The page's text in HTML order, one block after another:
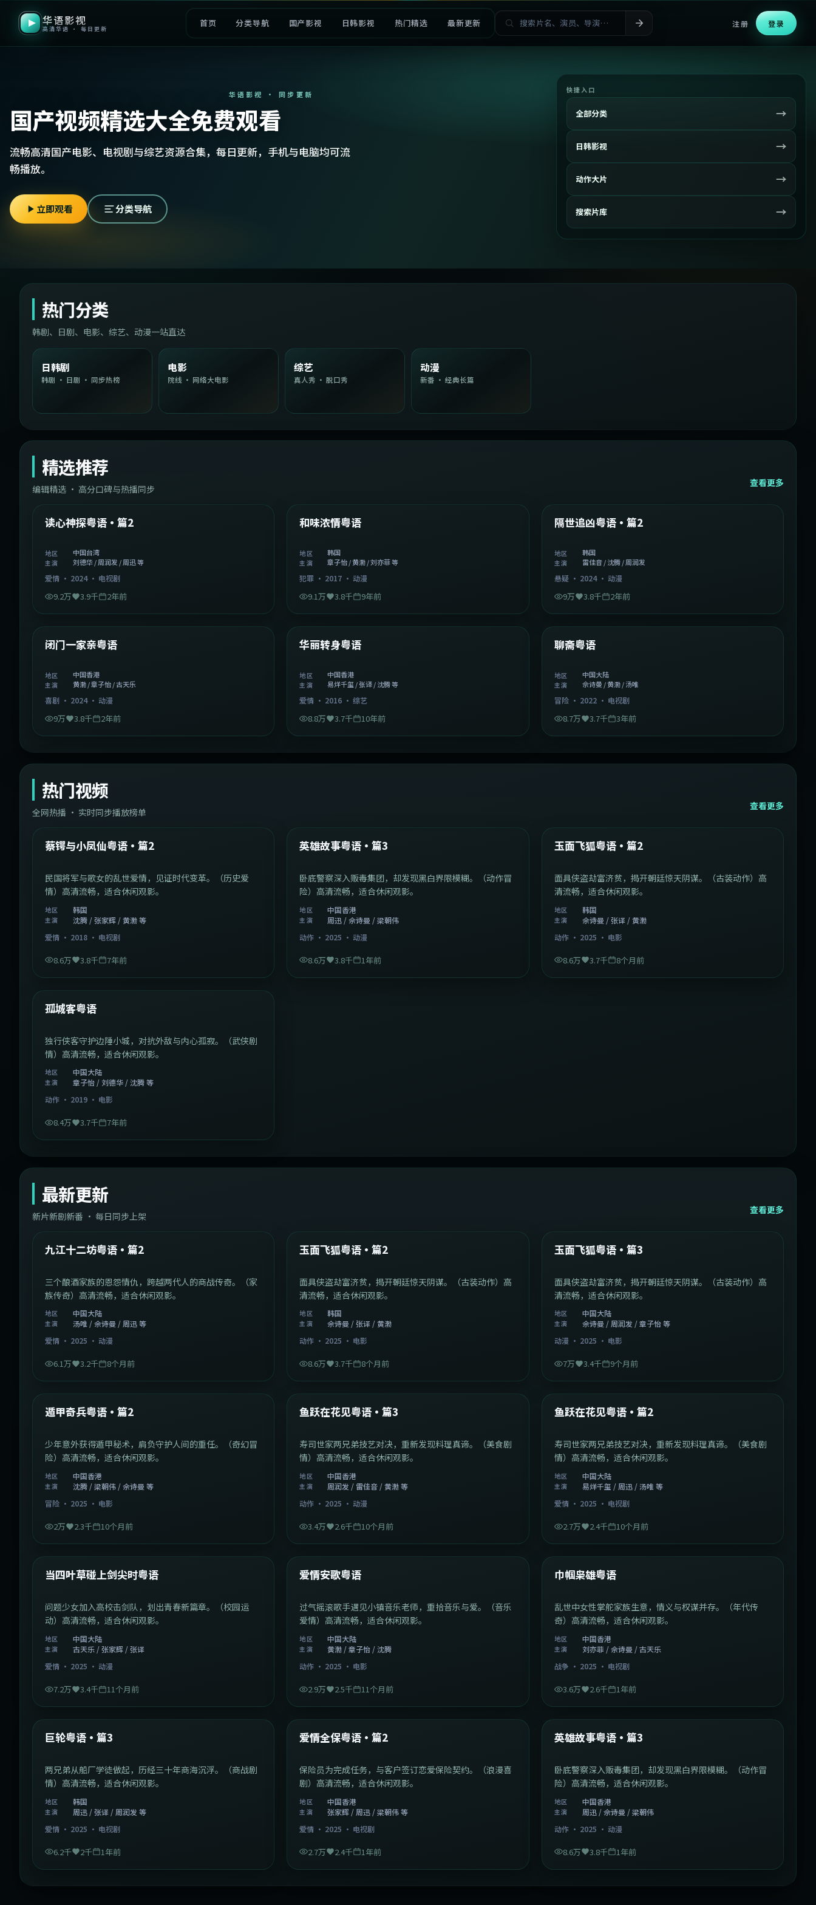
华语影视
高清华语 · 每日更新 首页 分类导航 国产影视 日韩影视 热门精选 最新更新 注册 登录
华语影视 · 同步更新
国产视频精选大全免费观看
流畅高清国产电影、电视剧与综艺资源合集，每日更新，手机与电脑均可流
畅播放。
立即观看 分类导航
快捷入口
全部分类 →
日韩影视 →
动作大片 →
搜索片库 →
热门分类
韩剧、日剧、电影、综艺、动漫一站直达
日韩剧
韩剧 · 日剧 · 同步热榜
电影
院线 · 网络大电影
综艺
真人秀 · 脱口秀
动漫
新番 · 经典长篇
精选推荐
编辑精选 · 高分口碑与热播同步
查看更多
精选
中国台湾
读心神探粤语·篇2
地区 中国台湾
主演 刘德华 / 周润发 / 周迅 等
爱情 · 2024· 电视剧
9.2万 3.9千 2年前
精选
和味浓情粤语
地区 韩国
主演 章子怡 / 黄渤 / 刘亦菲 等
犯罪 · 2017 ·动漫
9.1万 3.8千 9年前
精选
2:05:21
隔世追凶粤语·篇2
地区 韩国
主演 雷佳音 / 沈腾 / 周润发
悬疑· 2024· 动漫
9万 3.8千 2年前
精选
中国香港 1:06:37
闭门一家亲粤语
地区 中国香港
主演 黄渤 / 章子怡 / 古天乐
喜剧 · 2024· 动漫
9万 3.8千 2年前
精选
中国香港 1:27:50
华丽转身粤语
地区 中国香港
主演 易烊千玺 / 张译 / 沈腾 等
爱情 · 2016 ·综艺
8.8万 3.7千 10年前
精选
中国大陆 2:02:43
聊斋粤语
地区 中国大陆
主演 佘诗曼 / 黄渤 / 汤唯
冒险· 2022· 电视剧
8.7万 3.7千 3年前
热门视频
全网热播 · 实时同步播放榜单
查看更多
热门
韩国
蔡锷与小凤仙粤语·篇2
民国将军与歌女的乱世爱情，见证时代变革。（历史爱
情）高清流畅，适合休闲观影。
地区 韩国
主演
沈腾 / 张家辉 / 黄渤 等
爱情 · 2018 · 电视剧
8.6万 3.8千 7年前
热门
英雄故事粤语·篇3
卧底警察深入贩毒集团，却发现黑白界限模糊。（动作冒
险）高清流畅，适合休闲观影。
地区 中国香港
主演
周迅 / 佘诗曼 / 梁朝伟
动作 · 2025 ·动漫
8.6万 3.8千 1年前
热门
2:13:08
玉面飞狐粤语·篇2
面具侠盗劫富济贫，揭开朝廷惊天阴谋。（古装动作）高
清流畅，适合休闲观影。
地区 韩国
主演
佘诗曼 / 张译 / 黄渤
动作· 2025 · 电影
8.6万 3.7千 8个月前
热门
中国大陆
孤城客粤语
独行侠客守护边陲小城，对抗外敌与内心孤寂。（武侠剧
情）高清流畅，适合休闲观影。
地区 中国大陆
主演
章子怡 / 刘德华 / 沈腾 等
动作 · 2019 · 电影
8.4万 3.7千 7年前
最新更新
新片新剧新番 · 每日同步上架
查看更多
最新
中国大陆
九江十二坊粤语·篇2
三个酿酒家族的恩怨情仇，跨越两代人的商战传奇。（家
族传奇）高清流畅，适合休闲观影。
地区 中国大陆
主演
汤唯 / 佘诗曼 / 周迅 等
爱情 · 2025 · 动漫
6.1万 3.2千 8个月前
最新
玉面飞狐粤语·篇2
面具侠盗劫富济贫，揭开朝廷惊天阴谋。（古装动作）高
清流畅，适合休闲观影。
地区 韩国
主演
佘诗曼 / 张译 / 黄渤
动作 · 2025 · 电影
8.6万 3.7千 8个月前
最新
1:07:39
玉面飞狐粤语·篇3
面具侠盗劫富济贫，揭开朝廷惊天阴谋。（古装动作）高
清流畅，适合休闲观影。
地区 中国大陆
主演
佘诗曼 / 周润发 / 章子怡 等
动漫 · 2025 · 电影
7万 3.4千 9个月前
最新
中国香港 1:10:21
遁甲奇兵粤语·篇2
少年意外获得遁甲秘术，肩负守护人间的重任。（奇幻冒
险）高清流畅，适合休闲观影。
地区 中国香港
主演
沈腾 / 梁朝伟 / 佘诗曼 等
冒险 · 2025 · 电影
2万 2.3千 10个月前
最新
中国香港 1:02:40
鱼跃在花见粤语·篇3
寿司世家两兄弟技艺对决，重新发现料理真谛。（美食剧
情）高清流畅，适合休闲观影。
地区 中国香港
主演
周润发 / 雷佳音 / 黄渤 等
动作 · 2025 ·动漫
3.4万 2.6千 10个月前
最新
中国大陆 1:09:53
鱼跃在花见粤语·篇2
寿司世家两兄弟技艺对决，重新发现料理真谛。（美食剧
情）高清流畅，适合休闲观影。
地区 中国大陆
主演
易烊千玺 / 周迅 / 汤唯 等
爱情· 2025 · 电视剧
2.7万 2.4千 10个月前
最新
中国大陆 1:23:05
当四叶草碰上剑尖时粤语
问题少女加入高校击剑队，划出青春新篇章。（校园运
动）高清流畅，适合休闲观影。
地区 中国大陆
主演
古天乐 / 张家辉 / 张译
爱情 · 2025 · 动漫
7.2万 3.4千 11个月前
最新
中国大陆 1:46:58
爱情安歌粤语
过气摇滚歌手遇见小镇音乐老师，重拾音乐与爱。（音乐
爱情）高清流畅，适合休闲观影。
地区 中国大陆
主演
黄渤 / 章子怡 / 沈腾
动作 · 2025 · 电影
2.9万 2.5千 11个月前
最新
中国香港 1:29:59
巾帼枭雄粤语
乱世中女性掌舵家族生意，情义与权谋并存。（年代传
奇）高清流畅，适合休闲观影。
地区 中国香港
主演
刘亦菲 / 佘诗曼 / 古天乐
战争 · 2025 · 电视剧
3.6万 2.6千 1年前
最新
韩国
巨轮粤语·篇3
两兄弟从船厂学徒做起，历经三十年商海沉浮。（商战剧
情）高清流畅，适合休闲观影。
地区 韩国
主演
周迅 / 张译 / 周润发 等
爱情 · 2025 · 电视剧
6.2千 2千 1年前
最新
中国香港
爱情全保粤语·篇2
保险员为完成任务，与客户签订恋爱保险契约。（浪漫喜
剧）高清流畅，适合休闲观影。
地区 中国香港
主演
张家辉 / 周迅 / 梁朝伟 等
爱情 · 2025 · 电视剧
2.7万 2.4千 1年前
最新
中国香港
英雄故事粤语·篇3
卧底警察深入贩毒集团，却发现黑白界限模糊。（动作冒
险）高清流畅，适合休闲观影。
地区 中国香港
主演
周迅 / 佘诗曼 / 梁朝伟
动作· 2025 · 动漫
8.6万 3.8千 1年前